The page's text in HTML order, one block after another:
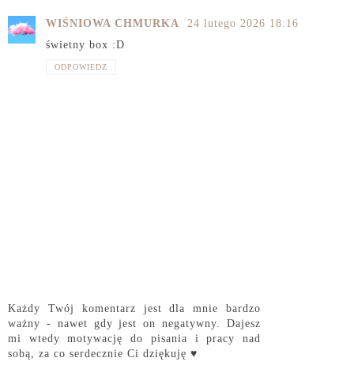
WIŚNIOWA CHMURKA
24 lutego 2026 18:16
świetny box :D
ODPOWIEDZ
Każdy Twój komentarz jest dla mnie bardzo
ważny - nawet gdy jest on negatywny. Dajesz
mi wtedy motywację do pisania i pracy nad
sobą, za co serdecznie Ci dziękuję ♥